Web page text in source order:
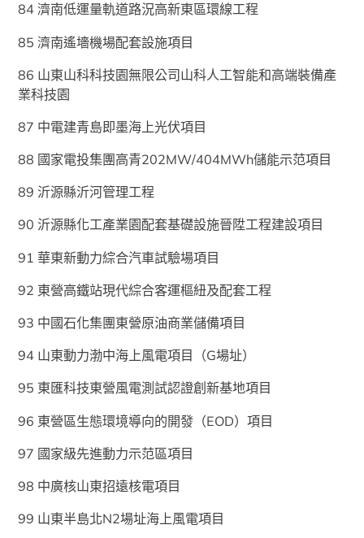
84 濟南低運量軌道路況高新東區環線工程
85 濟南遙墻機場配套設施項目
86 山東山科科技園無限公司山科人工智能和高端裝備產
業科技園
87 中電建青島即墨海上光伏項目
88 國家電投集團高青202MW/404MWh儲能示范項目
89 沂源縣沂河管理工程
90 沂源縣化工產業園配套基礎設施晉陞工程建設項目
91 華東新動力綜合汽車試驗場項目
92 東營高鐵站現代綜合客運樞紐及配套工程
93 中國石化集團東營原油商業儲備項目
94 山東動力渤中海上風電項目（G場址）
95 東匯科技東營風電測試認證創新基地項目
96 東營區生態環境導向的開發（EOD）項目
97 國家級先進動力示范區項目
98 中廣核山東招遠核電項目
99 山東半島北N2場址海上風電項目